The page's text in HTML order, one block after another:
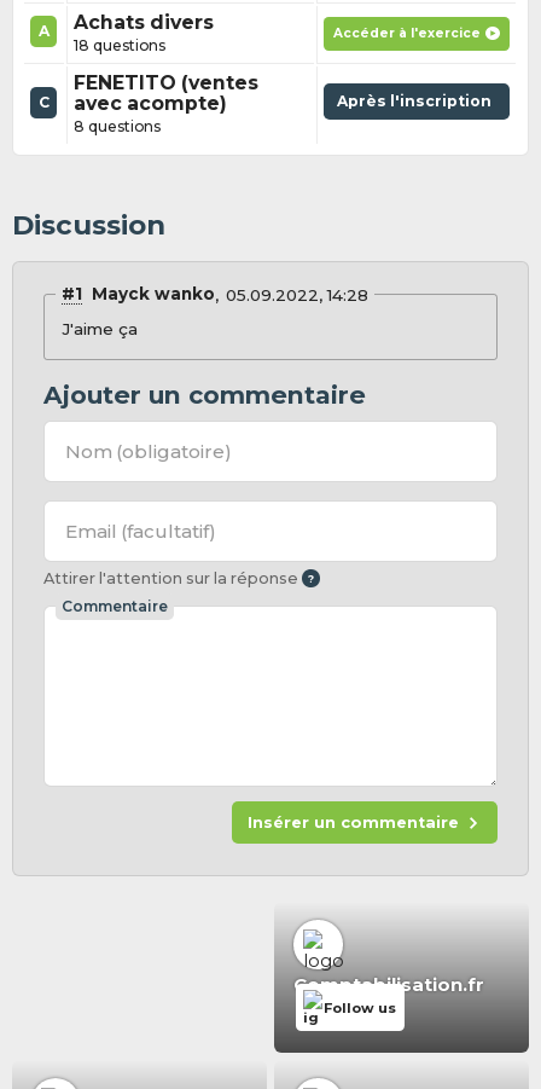
A Achats divers
18 questions
Accéder à l'exercice
C
FENETITO (ventes
avec acompte)
8 questions
Après l'inscription
Discussion
#1 Mayck wanko
05.09.2022, 14:28
J'aime ça
Ajouter un commentaire
Nom (obligatoire)
Email (facultatif)
Attirer l'attention sur la réponse
Commentaire
Insérer un commentaire
Comptabilisation.fr
Follow us